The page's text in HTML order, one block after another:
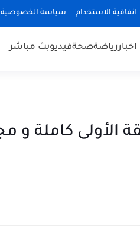
اتفاقية الاستخدام سياسة الخصوصية
اخباررياضةصحةفيديوبث مباشر